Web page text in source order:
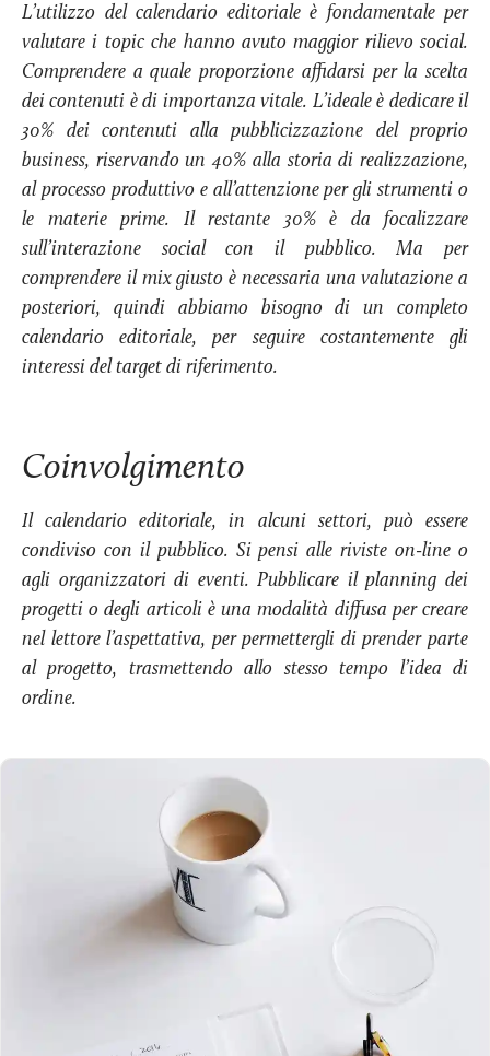
L’utilizzo del calendario editoriale è fondamentale per
valutare i topic che hanno avuto maggior rilievo social.
Comprendere a quale proporzione affidarsi per la scelta
dei contenuti è di importanza vitale. L’ideale è dedicare il
30% dei contenuti alla pubblicizzazione del proprio
business, riservando un 40% alla storia di realizzazione,
al processo produttivo e all’attenzione per gli strumenti o
le materie prime. Il restante 30% è da focalizzare
sull’interazione social con il pubblico. Ma per
comprendere il mix giusto è necessaria una valutazione a
posteriori, quindi abbiamo bisogno di un completo
calendario editoriale, per seguire costantemente gli
interessi del target di riferimento.
Coinvolgimento
Il calendario editoriale, in alcuni settori, può essere
condiviso con il pubblico. Si pensi alle riviste on-line o
agli organizzatori di eventi. Pubblicare il planning dei
progetti o degli articoli è una modalità diffusa per creare
nel lettore l’aspettativa, per permettergli di prender parte
al progetto, trasmettendo allo stesso tempo l’idea di
ordine.